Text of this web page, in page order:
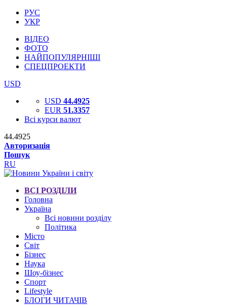
РУС
УКР
ВІДЕО
ФОТО
НАЙПОПУЛЯРНІШІ
СПЕЦПРОЕКТИ
USD
USD 44.4925
EUR 51.3357
Всі курси валют
44.4925
Авторизація
Пошук
RU
ВСІ РОЗДІЛИ
Головна
Україна
Всі новини розділу
Політика
Місто
Світ
Бізнес
Наука
Шоу-бізнес
Спорт
Lifestyle
БЛОГИ ЧИТАЧІВ